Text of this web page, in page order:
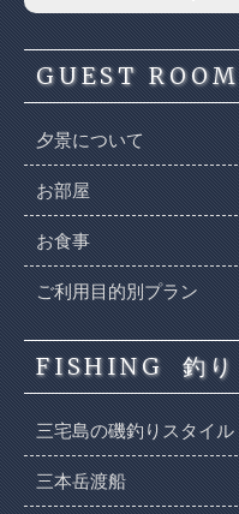
GUEST ROOM
夕景について
お部屋
お食事
ご利用目的別プラン
FISHING 釣り
三宅島の磯釣りスタイル
三本岳渡船